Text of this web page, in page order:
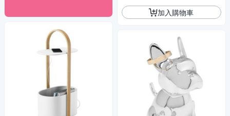
加入購物車